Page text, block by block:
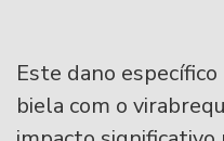
Este dano
biela com o